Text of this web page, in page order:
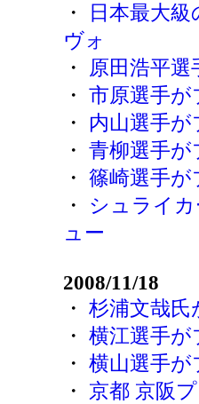
・
日本最大
ヴォ
・
原田浩平
・ 市原選手
・ 内山選手
・ 青柳選手
・ 篠崎選手
・ シュライ
ュー
2008/11/18
・ 杉浦文哉
・ 横江選手
・ 横山選手
・ 京都 京阪